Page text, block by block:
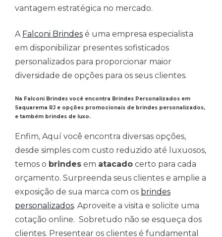
vantagem estratégica no mercado.
A Falconi Brindes é uma empresa especialista
em disponibilizar presentes sofisticados
personalizados para proporcionar maior
diversidade de opções para os seus clientes.
Na Falconi Brindes você encontra Brindes Personalizados em
Saquarema RJ e opções promocionais de brindes personalizados,
e também brindes de luxo.
Enfim, Aquí você encontra diversas opções,
desde simples com custo reduzido até luxuosos,
temos o brindes em atacado certo para cada
orçamento. Surpreenda seus clientes e amplie a
exposição de sua marca com os brindes
personalizados. Aproveite a visita e solicite uma
cotação online. Sobretudo não se esqueça dos
clientes. Presentear os clientes é fundamental